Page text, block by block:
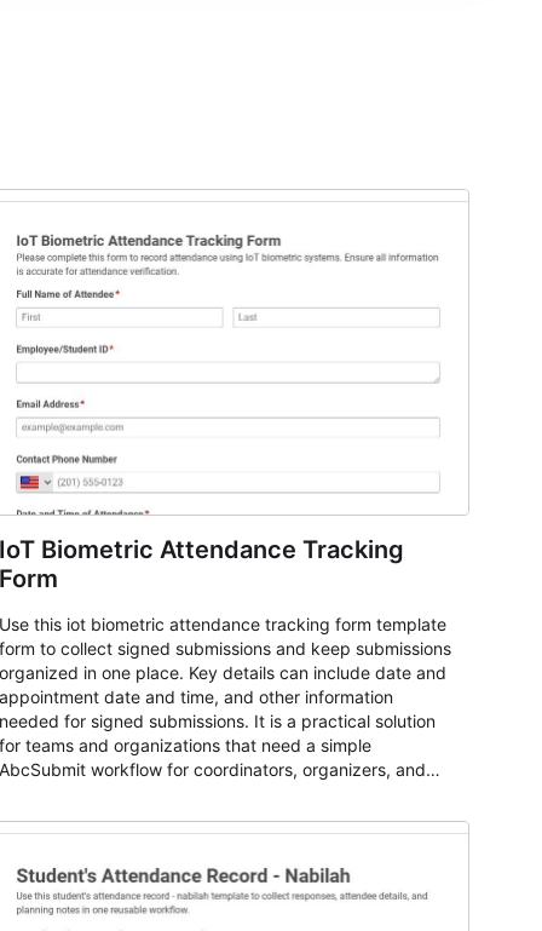
IoT Biometric Attendance Tracking
Form
Use this iot biometric attendance tracking form template
form to collect signed submissions and keep submissions
organized in one place. Key details can include date and
appointment date and time, and other information
needed for signed submissions. It is a practical solution
for teams and organizations that need a simple
AbcSubmit workflow for coordinators, organizers, and